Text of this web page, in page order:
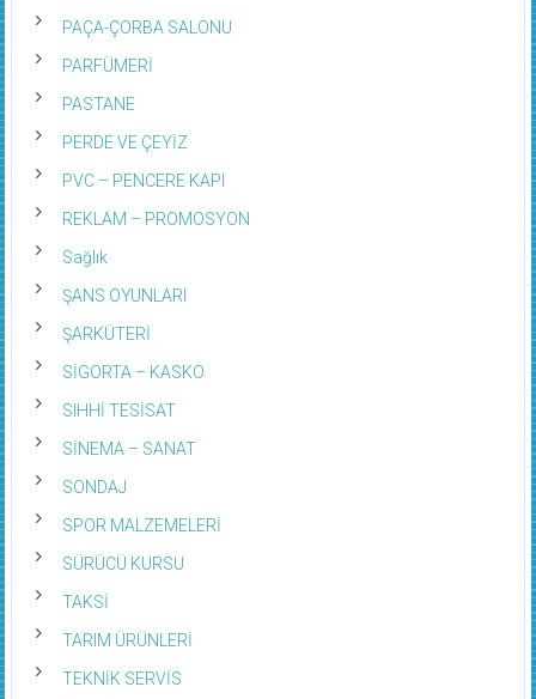
PAÇA-ÇORBA SALONU
PARFÜMERİ
PASTANE
PERDE VE ÇEYİZ
PVC – PENCERE KAPI
REKLAM – PROMOSYON
Sağlık
ŞANS OYUNLARI
ŞARKÜTERİ
SİGORTA – KASKO
SIHHİ TESİSAT
SİNEMA – SANAT
SONDAJ
SPOR MALZEMELERİ
SÜRÜCÜ KURSU
TAKSİ
TARIM ÜRÜNLERİ
TEKNİK SERVİS